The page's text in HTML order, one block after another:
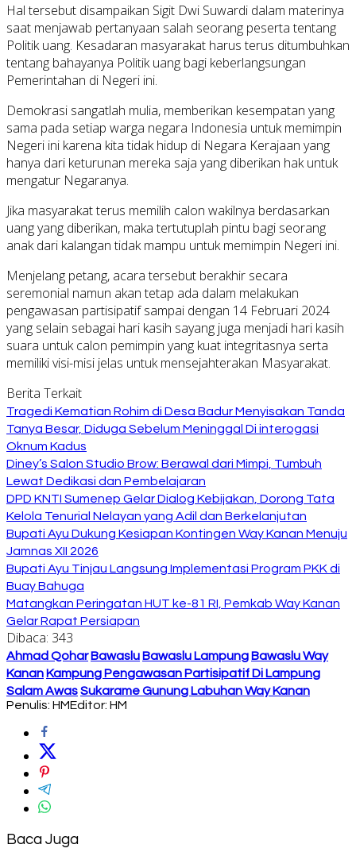
Hal tersebut disampaikan Sigit Dwi Suwardi dalam materinya
saat menjawab pertanyaan salah seorang peserta tentang
Politik uang. Kesadaran masyarakat harus terus ditumbuhkan
tentang bahayanya Politik uang bagi keberlangsungan
Pemerintahan di Negeri ini.
Demokrasi sangatlah mulia, memberikan kesempatan yang
sama pada setiap warga negara Indonesia untuk memimpin
Negeri ini karena kita tidak hidup di Negara Kerajaan yang
hanya dari keturunan mereka saja yang diberikan hak untuk
mengatur Negaranya.
Jika masyarakat terus memilih calon wakilnya berdasarkan
uang yang diberikan, maka tertutuplah pintu bagi seorang
anak dari kalangan tidak mampu untuk memimpin Negeri ini.
Menjelang petang, acara tersebut berakhir secara
seremonial namun akan tetap ada dalam melakukan
pengawasan partisipatif sampai dengan 14 Februari 2024
yang selain sebagai hari kasih sayang juga menjadi hari kasih
suara untuk calon pemimpin yang kuat integritasnya serta
memiliki visi-misi jelas untuk mensejahterakan Masyarakat.
Berita Terkait
Tragedi Kematian Rohim di Desa Badur Menyisakan Tanda
Tanya Besar, Diduga Sebelum Meninggal Di interogasi
Oknum Kadus
Diney’s Salon Studio Brow: Berawal dari Mimpi, Tumbuh
Lewat Dedikasi dan Pembelajaran
DPD KNTI Sumenep Gelar Dialog Kebijakan, Dorong Tata
Kelola Tenurial Nelayan yang Adil dan Berkelanjutan
Bupati Ayu Dukung Kesiapan Kontingen Way Kanan Menuju
Jamnas XII 2026
Bupati Ayu Tinjau Langsung Implementasi Program PKK di
Buay Bahuga
Matangkan Peringatan HUT ke-81 RI, Pemkab Way Kanan
Gelar Rapat Persiapan
Dibaca: 343
Ahmad Qohar Bawaslu Bawaslu Lampung Bawaslu Way
Kanan Kampung Pengawasan Partisipatif Di Lampung
Salam AwasSukarame Gunung Labuhan Way Kanan
Penulis: HMEditor: HM
Baca Juga